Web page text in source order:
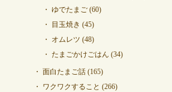
ゆでたまご(60)
目玉焼き (45)
オムレツ (48)
たまごかけごはん (34)
面白たまご話(165)
ワクワクすること (266)